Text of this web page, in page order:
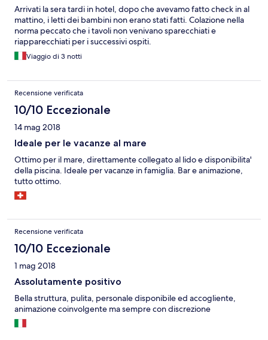
Arrivati la sera tardi in hotel, dopo che avevamo fatto check in al
mattino, i letti dei bambini non erano stati fatti. Colazione nella
norma peccato che i tavoli non venivano sparecchiati e
riapparecchiati per i successivi ospiti.
Viaggio di 3 notti
Recensione verificata
10/10 Eccezionale
14 mag 2018
Ideale per le vacanze al mare
Ottimo per il mare, direttamente collegato al lido e disponibilita'
della piscina. Ideale per vacanze in famiglia. Bar e animazione,
tutto ottimo.
Recensione verificata
10/10 Eccezionale
1 mag 2018
Assolutamente positivo
Bella struttura, pulita, personale disponibile ed accogliente,
animazione coinvolgente ma sempre con discrezione